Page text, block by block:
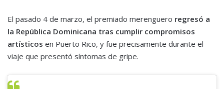
El pasado 4 de marzo, el premiado merenguero regresó a
la República Dominicana tras cumplir compromisos
artísticos en Puerto Rico, y fue precisamente durante el
viaje que presentó síntomas de gripe.